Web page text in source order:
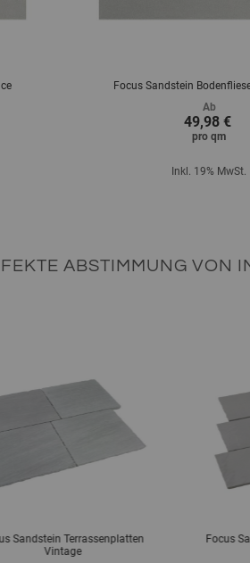
Focus Sandstein
Ab
49,98 €
proqm
Inkl. 19% MwSt.
ABSTIMMUNG VON
Sandstein Terrassenplatten
Vintage
Focus